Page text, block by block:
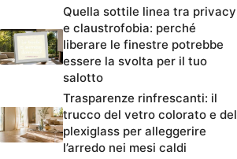
Quella sottile linea tra privacy
e claustrofobia: perché
liberare le finestre potrebbe
essere la svolta per il tuo
salotto
Trasparenze rinfrescanti: il
trucco del vetro colorato e del
plexiglass per alleggerire
l’arredo nei mesi caldi